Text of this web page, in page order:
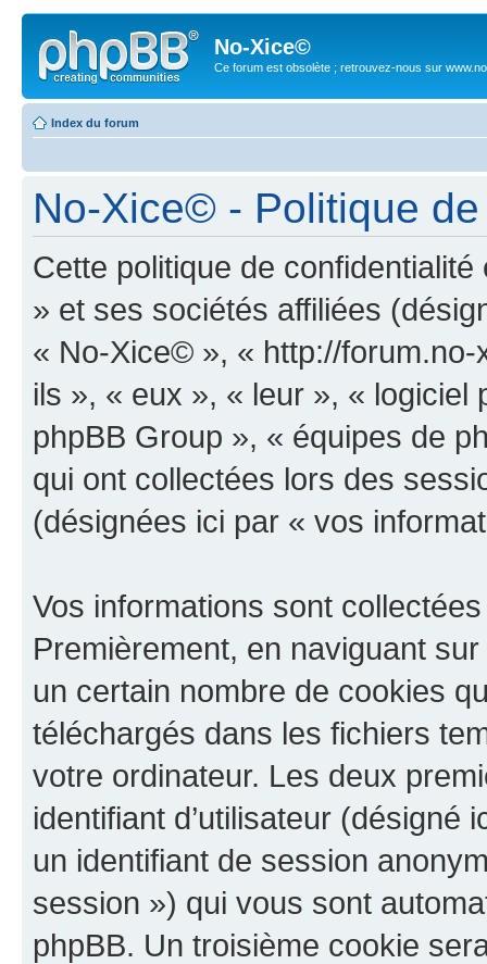
No-Xice©
Ce forum est obsolète ; retrouvez-nous sur
Index du forum
No-Xice© - Politique
Cette politique de
» et ses sociétés affiliées
« No-Xice© », « http://
ils », « eux », « leur », « logiciel
phpBB Group », « équipes de
qui ont collectées lors des
(désignées ici par « vos
Vos informations sont
Premièrement, en naviguant
un certain nombre de cookies
téléchargés dans les fichiers
votre ordinateur. Les deux
identifiant d’utilisateur (désigné
un identifiant de session
session ») qui vous sont
phpBB. Un troisième cookie